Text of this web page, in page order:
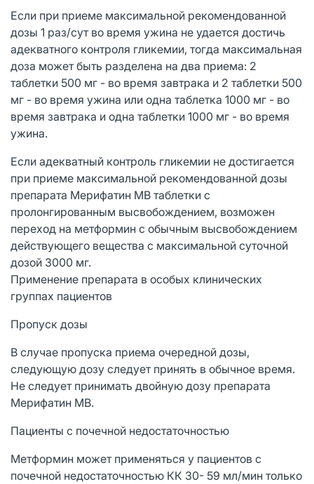
Если при приеме максимальной рекомендованной
дозы 1 раз/сут во время ужина не удается достичь
адекватного контроля гликемии, тогда максимальная
доза может быть разделена на два приема: 2
таблетки 500 мг - во время завтрака и 2 таблетки 500
мг - во время ужина или одна таблетка 1000 мг - во
время завтрака и одна таблетки 1000 мг - во время
ужина.
Если адекватный контроль гликемии не достигается
при приеме максимальной рекомендованной дозы
препарата Мерифатин МВ таблетки с
пролонгированным высвобождением, возможен
переход на метформин с обычным высвобождением
действующего вещества с максимальной суточной
дозой 3000 мг.
Применение препарата в особых клинических
группах пациентов
Пропуск дозы
В случае пропуска приема очередной дозы,
следующую дозу следует принять в обычное время.
Не следует принимать двойную дозу препарата
Мерифатин МВ.
Пациенты с почечной недостаточностью
Метформин может применяться у пациентов с
почечной недостаточностью КК 30- 59 мл/мин только